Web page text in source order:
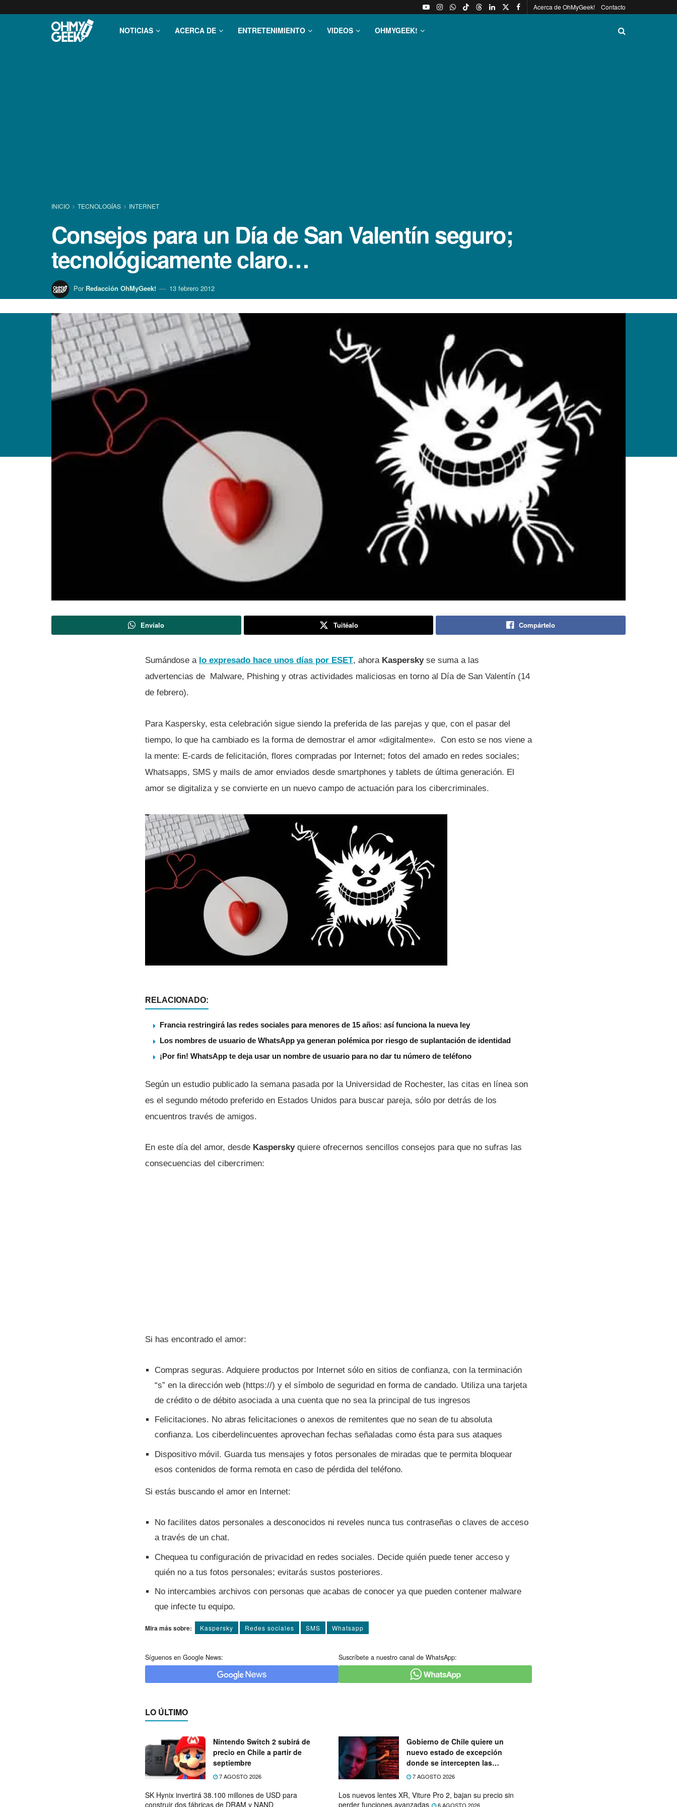
Acerca de OhMyGeek! Contacto
NOTICIAS ACERCA DE ENTRETENIMIENTO VIDEOS OHMYGEEK!
INICIO TECNOLOGÍ­AS INTERNET
Consejos para un Dí­a de San Valentí­n seguro;
tecnológicamente claro…
Por Redacción OhMyGeek! 13 febrero 2012
Envíalo Tuitéalo Compártelo
Sumándose a lo expresado hace unos dí­as por ESET, ahora Kasperskyse suma a las
advertencias de Malware, Phishing y otras actividades maliciosas en torno al Dí­a de San Valentí­n (14
de febrero).
Para Kaspersky, esta celebración sigue siendo la preferida de las parejas y que, con el pasar del
tiempo, lo que ha cambiado es la forma de demostrar el amor «digitalmente». Con esto se nos viene a
la mente: E-cards de felicitación, flores compradas por Internet; fotos del amado en redes sociales;
Whatsapps, SMS y mails de amor enviados desde smartphones y tablets de última generación. El
amor se digitaliza y se convierte en un nuevo campo de actuación para los cibercriminales.
RELACIONADO:
Francia restringirá las redes sociales para menores de 15 años: así funciona la nueva ley
Los nombres de usuario de WhatsApp ya generan polémica por riesgo de suplantación de identidad
¡Por fin! WhatsApp te deja usar un nombre de usuario para no dar tu número de teléfono
Según un estudio publicado la semana pasada por la Universidad de Rochester, las citas en lí­nea son
es el segundo método preferido en Estados Unidos para buscar pareja, sólo por detrás de los
encuentros través de amigos.
En este dí­a del amor, desde Kasperskyquiere ofrecernos sencillos consejos para que no sufras las
consecuencias del cibercrimen:
Si has encontrado el amor:
Compras seguras. Adquiere productos por Internet sólo en sitios de confianza, con la terminación
“s” en la dirección web (https://) y el sí­mbolo de seguridad en forma de candado. Utiliza una tarjeta
de crédito o de débito asociada a una cuenta que no sea la principal de tus ingresos
Felicitaciones. No abras felicitaciones o anexos de remitentes que no sean de tu absoluta
confianza. Los ciberdelincuentes aprovechan fechas señaladas como ésta para sus ataques
Dispositivo móvil. Guarda tus mensajes y fotos personales de miradas que te permita bloquear
esos contenidos de forma remota en caso de pérdida del teléfono.
Si estás buscando el amor en Internet:
No facilites datos personales a desconocidos ni reveles nunca tus contraseñas o claves de acceso
a través de un chat.
Chequea tu configuración de privacidad en redes sociales. Decide quién puede tener acceso y
quién no a tus fotos personales; evitarás sustos posteriores.
No intercambies archivos con personas que acabas de conocer ya que pueden contener malware
que infecte tu equipo.
Mira más sobre: Kaspersky Redes sociales SMS Whatsapp
Síguenos en Google News: Suscríbete a nuestro canal de WhatsApp:
LO ÚLTIMO
Nintendo Switch 2 subirá de
precio en Chile a partir de
septiembre
7 AGOSTO 2026
Gobierno de Chile quiere un
nuevo estado de excepción
donde se intercepten las
telecomunicaciones
7 AGOSTO 2026
SK Hynix invertirá 38.100 millones de USD para
construir dos fábricas de DRAM y NAND
Los nuevos lentes XR, Viture Pro 2, bajan su precio sin
perder funciones avanzadas
6 AGOSTO 2026